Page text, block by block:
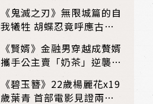
《鬼滅之刃》無限城篇的自
我犧牲 胡蝶忍竟呼應古代
《賢婿》金融男穿越成贅婿
攜手公主賣「奶茶」逆襲成
《碧玉簪》22歲楊麗花x19
歲葉青 首部電影見證兩大